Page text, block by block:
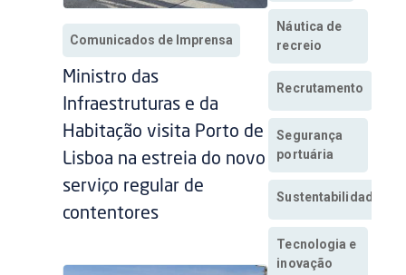
Comunicados de Imprensa
Ministro das
Infraestruturas e da
Habitação visita Porto de
Lisboa na estreia do novo
serviço regular de
contentores
Náutica de
recreio
Recrutamento
Segurança
portuária
Sustentabilidade
Tecnologia e
inovação